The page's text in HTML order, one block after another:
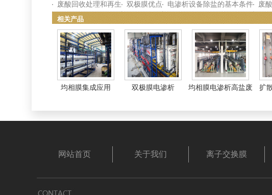
废酸回收处理和再生
双极膜优点 电渗析设备除盐的基本条件 废
相关产品
均相膜集成应用 双极膜电渗析
均相膜电渗析高盐废
扩
网站首页 关于我们 离子交换膜